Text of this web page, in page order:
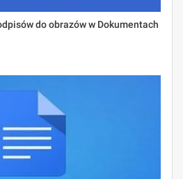
do obrazów w Dokumentach